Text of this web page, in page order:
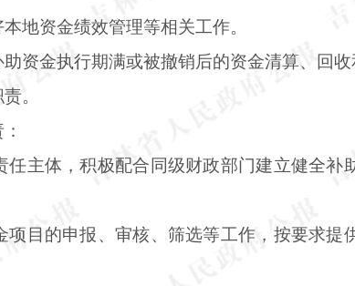
地资金绩效管理等相关工作。
助资金执行期满或被撤销后的资金清算、回
。
任主体，积极配合同级财政部门建立健全
项目的申报、审核、筛选等工作，按要求